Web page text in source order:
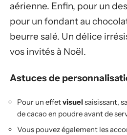
aérienne. Enfin, pour un
pour un fondant au
beurre salé. Un délice
vos invités à Noël.
Astuces de
Pour un effetvisuelsaisissant,
de cacao en poudre avant de
Vous pouvez également les